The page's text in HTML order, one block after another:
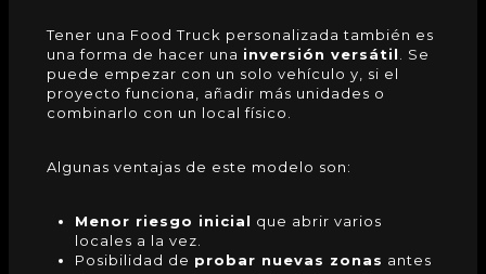
Tener una Food Truck personalizada también es
una forma de hacer una inversión versátil
. Se
puede empezar con un solo vehículo y, si el
proyecto funciona, añadir más unidades o
combinarlo con un local físico.
Algunas ventajas de este modelo son:
Menor riesgo inicial que abrir varios
locales a la vez.
Posibilidad de probar nuevas zonas antes